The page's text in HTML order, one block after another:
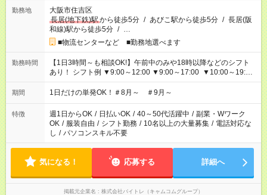
勤務地
大阪市住吉区
長居(地下鉄)駅から徒歩5分 / あびこ駅から徒歩5分 / 長居(阪
和線)駅から徒歩5分 / …
■物流センターなど ■勤務地選べます
勤務時間
【1日3時間～も相談OK!】午前中のみや18時以降などのシフト
あり！ シフト例 ▼9:00～12:00 ▼9:00～17:00 ▼10:00～19:00
▼18:00～21:00
期間 1日だけの単発OK！＃8月～ ＃9月～
特徴 週1日からOK / 日払いOK / 40～50代活躍中 / 副業・Wワーク
OK / 服装自由 / シフト勤務 / 10名以上の大量募集 / 電話対応な
し / パソコンスキル不要
気になる！ 応募する 詳細へ
掲載元企業名 株式会社バイトレ（キャムコムグループ）